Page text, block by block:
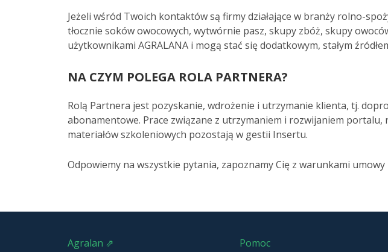
Jeżeli wśród Twoich kontaktów są firmy działające w branży rolno-
tłocznie soków owocowych, wytwórnie pasz, skupy zbóż, skupy
użytkownikami AGRALANA i mogą stać się dodatkowym, stałym
NA CZYM POLEGA ROLA PARTNERA?
Rolą Partnera jest pozyskanie, wdrożenie i utrzymanie klienta, tj.
abonamentowe. Prace związane z utrzymaniem i rozwijaniem
materiałów szkoleniowych pozostają w gestii Insertu.
Odpowiemy na wszystkie pytania, zapoznamy Cię z warunkami umowy
Agralan ⇗
Pomoc